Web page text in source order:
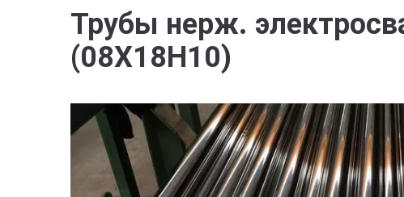
Трубы нерж.
(08Х18Н10)